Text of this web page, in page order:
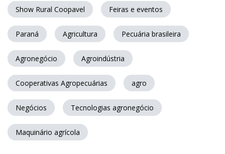
Show Rural Coopavel Feiras e eventos
Paraná Agricultura Pecuária brasileira
Agronegócio Agroindústria
Cooperativas Agropecuárias agro
Negócios Tecnologias agronegócio
Maquinário agrícola